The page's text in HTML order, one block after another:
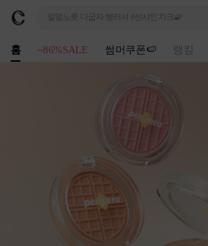
멀멀노릇 다굽자 빵러셔 #선샤인치크🧇
홈 ~86%SALE 썸머쿠폰🍉 랭킹